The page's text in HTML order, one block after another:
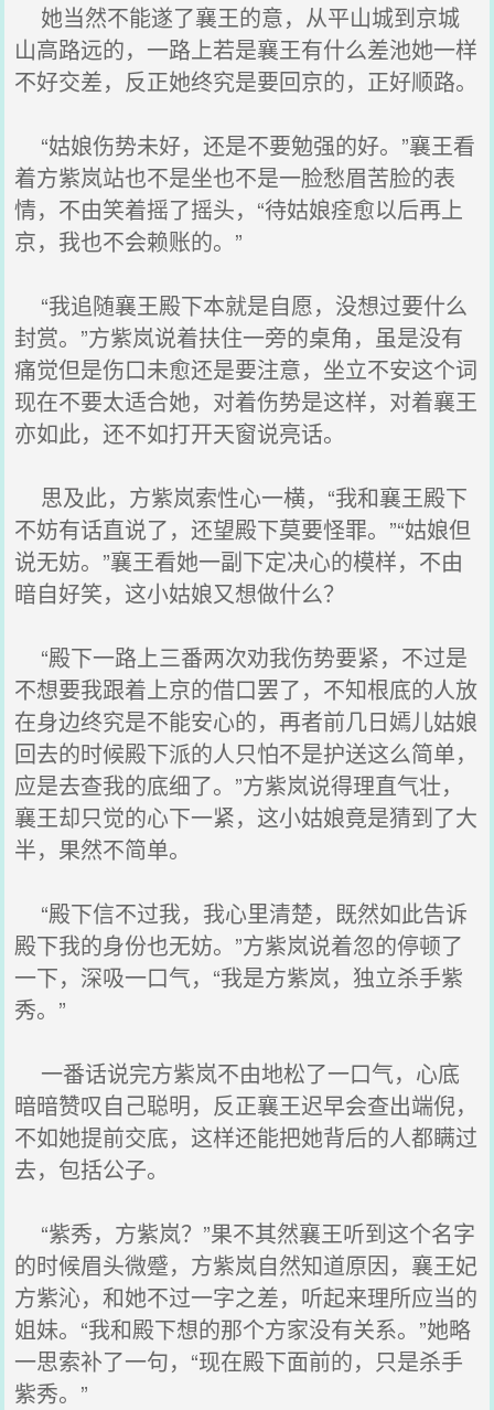
她当然不能遂了襄王的意，从平山城到京城
山高路远的，一路上若是襄王有什么差池她一样
不好交差，反正她终究是要回京的，正好顺路。
“姑娘伤势未好，还是不要勉强的好。”襄王看
着方紫岚站也不是坐也不是一脸愁眉苦脸的表
情，不由笑着摇了摇头，“待姑娘痊愈以后再上
京，我也不会赖账的。”
“我追随襄王殿下本就是自愿，没想过要什么
封赏。”方紫岚说着扶住一旁的桌角，虽是没有
痛觉但是伤口未愈还是要注意，坐立不安这个词
现在不要太适合她，对着伤势是这样，对着襄王
亦如此，还不如打开天窗说亮话。
思及此，方紫岚索性心一横，“我和襄王殿下
不妨有话直说了，还望殿下莫要怪罪。”“姑娘但
说无妨。”襄王看她一副下定决心的模样，不由
暗自好笑，这小姑娘又想做什么？
“殿下一路上三番两次劝我伤势要紧，不过是
不想要我跟着上京的借口罢了，不知根底的人放
在身边终究是不能安心的，再者前几日嫣儿姑娘
回去的时候殿下派的人只怕不是护送这么简单，
应是去查我的底细了。”方紫岚说得理直气壮，
襄王却只觉的心下一紧，这小姑娘竟是猜到了大
半，果然不简单。
“殿下信不过我，我心里清楚，既然如此告诉
殿下我的身份也无妨。”方紫岚说着忽的停顿了
一下，深吸一口气，“我是方紫岚，独立杀手紫
秀。”
一番话说完方紫岚不由地松了一口气，心底
暗暗赞叹自己聪明，反正襄王迟早会查出端倪，
不如她提前交底，这样还能把她背后的人都瞒过
去，包括公子。
“紫秀，方紫岚？”果不其然襄王听到这个名字
的时候眉头微蹙，方紫岚自然知道原因，襄王妃
方紫沁，和她不过一字之差，听起来理所应当的
姐妹。“我和殿下想的那个方家没有关系。”她略
一思索补了一句，“现在殿下面前的，只是杀手
紫秀。”